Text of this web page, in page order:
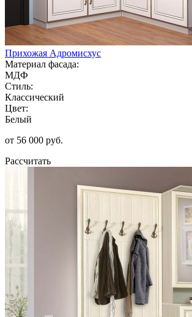
Прихожая Адромисхус
Материал фасада:
МДФ
Стиль:
Классический
Цвет:
Белый
от 56 000 руб.
Рассчитать